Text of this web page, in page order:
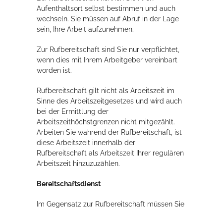
Aufenthaltsort selbst bestimmen und auch
wechseln. Sie müssen auf Abruf in der Lage
sein, Ihre Arbeit aufzunehmen.
Zur Rufbereitschaft sind Sie nur verpflichtet,
wenn dies mit Ihrem Arbeitgeber vereinbart
worden ist.
Rufbereitschaft gilt nicht als Arbeitszeit im
Sinne des Arbeitszeitgesetzes und wird auch
bei der Ermittlung der
Arbeitszeithöchstgrenzen nicht mitgezählt.
Arbeiten Sie während der Rufbereitschaft, ist
diese Arbeitszeit innerhalb der
Rufbereitschaft als Arbeitszeit Ihrer regulären
Arbeitszeit hinzuzuzählen.
Bereitschaftsdienst
Im Gegensatz zur Rufbereitschaft müssen Sie